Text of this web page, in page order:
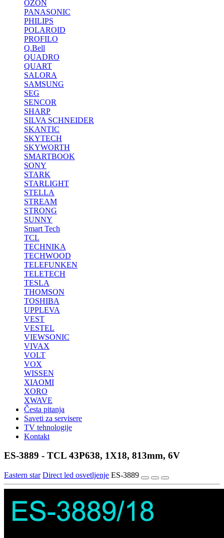
OZON
PANASONIC
PHILIPS
POLAROID
PROFILO
Q.Bell
QUADRO
QUART
SALORA
SAMSUNG
SEG
SENCOR
SHARP
SILVA SCHNEIDER
SKANTIC
SKYTECH
SKYWORTH
SMARTBOOK
SONY
STARK
STARLIGHT
STELLA
STREAM
STRONG
SUNNY
Smart Tech
TCL
TECHNIKA
TECHWOOD
TELEFUNKEN
TELETECH
TESLA
THOMSON
TOSHIBA
UPPLEVA
VEST
VESTEL
VIEWSONIC
VIVAX
VOLT
VOX
WISSEN
XIAOMI
XORO
XWAVE
Česta pitanja
Saveti za servisere
TV tehnologije
Kontakt
ES-3889 - TCL 43P638, 1X18, 813mm, 6V
Eastern star Direct led osvetljenje ES-3889